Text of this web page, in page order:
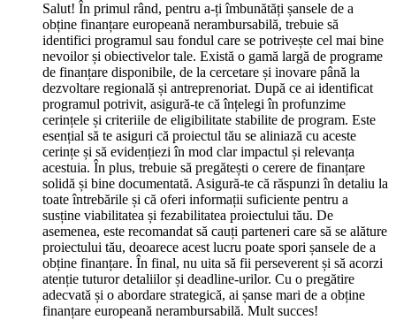
Salut! În primul rând, pentru a-ți îmbunătăți șansele de a
obține finanțare europeană nerambursabilă, trebuie să
identifici programul sau fondul care se potrivește cel mai bine
nevoilor și obiectivelor tale. Există o gamă largă de programe
de finanțare disponibile, de la cercetare și inovare până la
dezvoltare regională și antreprenoriat. După ce ai identificat
programul potrivit, asigură-te că înțelegi în profunzime
cerințele și criteriile de eligibilitate stabilite de program. Este
esențial să te asiguri că proiectul tău se aliniază cu aceste
cerințe și să evidențiezi în mod clar impactul și relevanța
acestuia. În plus, trebuie să pregătești o cerere de finanțare
solidă și bine documentată. Asigură-te că răspunzi în detaliu la
toate întrebările și că oferi informații suficiente pentru a
susține viabilitatea și fezabilitatea proiectului tău. De
asemenea, este recomandat să cauți parteneri care să se alăture
proiectului tău, deoarece acest lucru poate spori șansele de a
obține finanțare. În final, nu uita să fii perseverent și să acorzi
atenție tuturor detaliilor și deadline-urilor. Cu o pregătire
adecvată și o abordare strategică, ai șanse mari de a obține
finanțare europeană nerambursabilă. Mult succes!